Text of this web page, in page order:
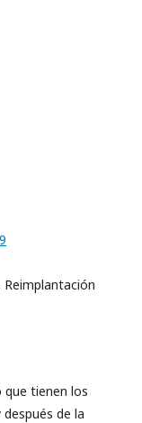
que tienen los
de la